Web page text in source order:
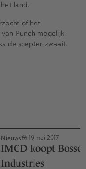
land.
of het
Punch mogelijk
de scepter zwaait.
Nieuws 19 mei 2017
IMCD koopt
Industries